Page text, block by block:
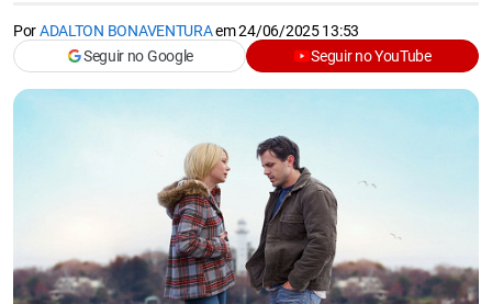
PorADALTON BONAVENTURAem24/06/2025 13:53
Seguir no Google
Seguir no YouTube